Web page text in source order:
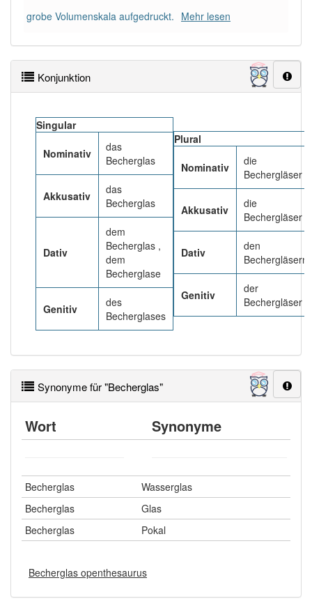
korrekt erraten.
grobe Volumenskala aufgedruckt. Mehr lesen
Konjunktion
Singular
Nominativ
das
Becherglas
Akkusativ
das
Becherglas
Dativ
dem
Becherglas ,
dem
Becherglase
Genitiv
des
Becherglases
Plural
Nominativ
die
Bechergläser
Akkusativ
die
Bechergläser
Dativ
den
Bechergläsern
Genitiv
der
Bechergläser
Synonyme für "Becherglas"
Wort Synonyme
Becherglas
Wasserglas
Becherglas
Glas
Becherglas
Pokal
Becherglas openthesaurus